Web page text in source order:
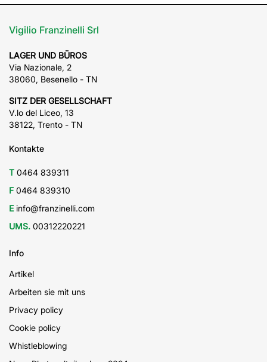
Vigilio Franzinelli Srl
LAGER UND BÜROS
Via Nazionale, 2
38060, Besenello - TN
SITZ DER GESELLSCHAFT
V.lo del Liceo, 13
38122, Trento - TN
Kontakte
T 0464 839311
F 0464 839310
E info@franzinelli.com
UMS. 00312220221
Info
Artikel
Arbeiten sie mit uns
Privacy policy
Cookie policy
Whistleblowing